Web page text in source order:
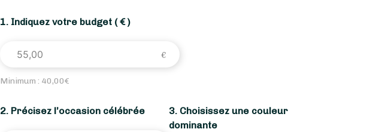
1. Indiquez votre budget ( € )
Minimum : 40,00€
2. Précisez l’occasion célébrée
3. Choisissez une couleur
dominante